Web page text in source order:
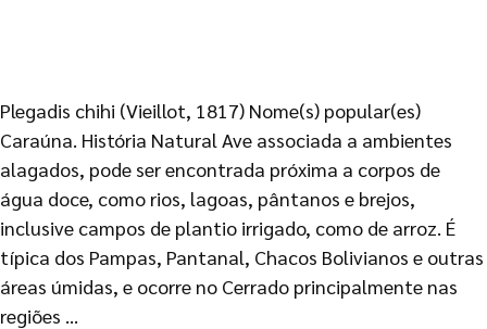
Plegadis chihi (Vieillot, 1817) Nome(s) popular(es)
Caraúna. História Natural Ave associada a ambientes
alagados, pode ser encontrada próxima a corpos de
água doce, como rios, lagoas, pântanos e brejos,
inclusive campos de plantio irrigado, como de arroz. É
típica dos Pampas, Pantanal, Chacos Bolivianos e outras
áreas úmidas, e ocorre no Cerrado principalmente nas
regiões …